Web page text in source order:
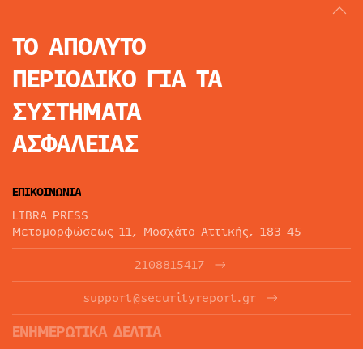
ΤΟ ΑΠΟΛΥΤΟ
ΠΕΡΙΟΔΙΚΟ ΓΙΑ ΤΑ
ΣΥΣΤΗΜΑΤΑ
ΑΣΦΑΛΕΙΑΣ
ΕΠΙΚΟΙΝΩΝΙΑ
LIBRA PRESS
Μεταμορφώσεως 11, Μοσχάτο Αττικής, 183 45
2108815417
support@securityreport.gr
ΕΝΗΜΕΡΩΤΙΚΑ ΔΕΛΤΙΑ